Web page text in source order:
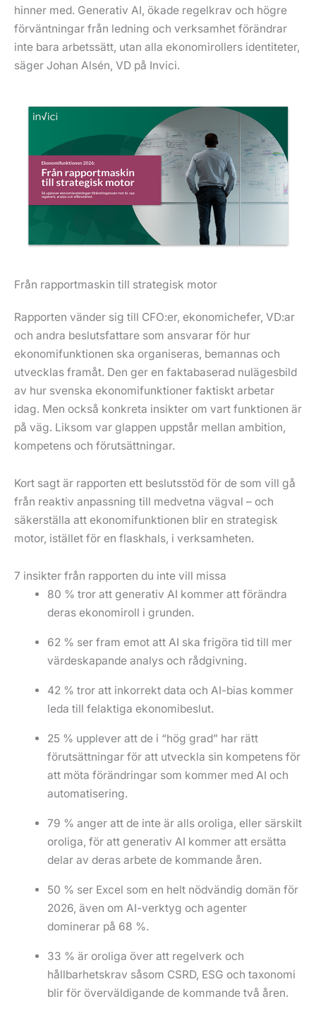
hinner med. Generativ AI, ökade regelkrav och högre
förväntningar från ledning och verksamhet förändrar
inte bara arbetssätt, utan alla ekonomirollers identiteter,
säger Johan Alsén, VD på Invici.
Från rapportmaskin till strategisk motor
Rapporten vänder sig till CFO:er, ekonomichefer, VD:ar
och andra beslutsfattare som ansvarar för hur
ekonomifunktionen ska organiseras, bemannas och
utvecklas framåt. Den ger en faktabaserad nulägesbild
av hur svenska ekonomifunktioner faktiskt arbetar
idag. Men också konkreta insikter om vart funktionen är
på väg. Liksom var glappen uppstår mellan ambition,
kompetens och förutsättningar.
Kort sagt är rapporten ett beslutsstöd för de som vill gå
från reaktiv anpassning till medvetna vägval – och
säkerställa att ekonomifunktionen blir en strategisk
motor, istället för en flaskhals, i verksamheten.
7 insikter från rapporten du inte vill missa
80 % tror att generativ AI kommer att förändra
deras ekonomiroll i grunden.
62 % ser fram emot att AI ska frigöra tid till mer
värdeskapande analys och rådgivning.
42 % tror att inkorrekt data och AI-bias kommer
leda till felaktiga ekonomibeslut.
25 % upplever att de i “hög grad” har rätt
förutsättningar för att utveckla sin kompetens för
att möta förändringar som kommer med AI och
automatisering.
79 % anger att de inte är alls oroliga, eller särskilt
oroliga, för att generativ AI kommer att ersätta
delar av deras arbete de kommande åren.
50 % ser Excel som en helt nödvändig domän för
2026, även om AI-verktyg och agenter
dominerar på 68 %.
33 % är oroliga över att regelverk och
hållbarhetskrav såsom CSRD, ESG och taxonomi
blir för överväldigande de kommande två åren.